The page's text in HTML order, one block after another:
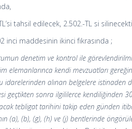
tahsil edilecek, 2.502.-TL si
inci maddesinin ikinci fıkrasında ;
denetim ve kontrol ile
elemanlarınca kendi mevzuatları
idarelerinden alınan belgelere istinaden
geçtikten sonra ilgililerce kendiliğinden
tebligat tarihini takip eden günden
(a), (b), (g), (h) ve (j) bentlerinde